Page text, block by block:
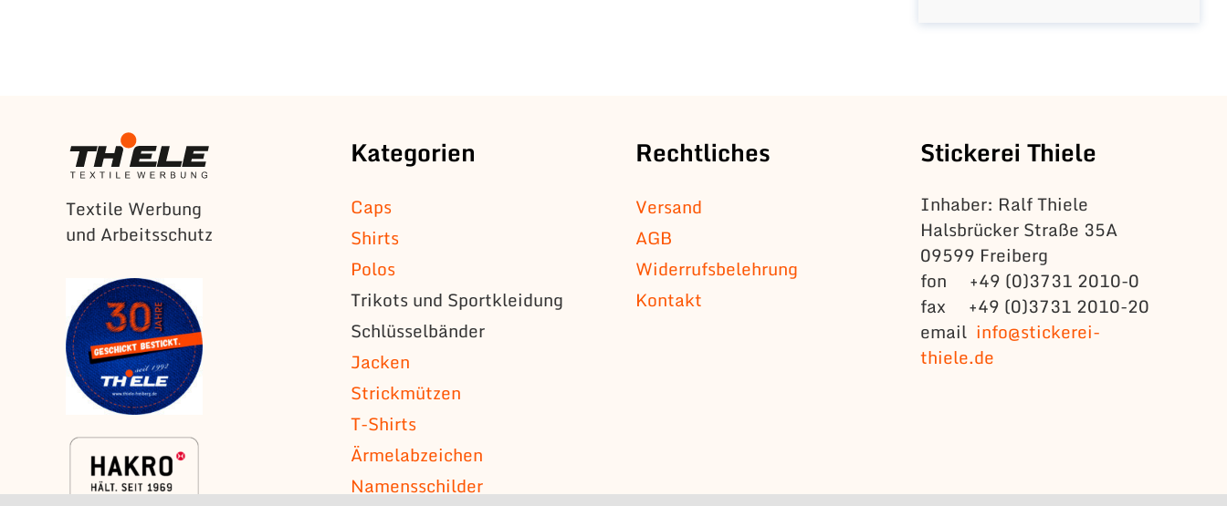
Textile Werbung
und Arbeitsschutz
Kategorien
Caps
Shirts
Polos
Trikots und Sportkleidung
Schlüsselbänder
Jacken
Strickmützen
T-Shirts
Ärmelabzeichen
Namensschilder
Rechtliches
Versand
AGB
Widerrufsbelehrung
Kontakt
Stickerei Thiele
Inhaber: Ralf Thiele
Halsbrücker Straße 35A
09599 Freiberg
fon +49 (0)3731 2010-0
fax +49 (0)3731 2010-20
email info@stickerei-
thiele.de